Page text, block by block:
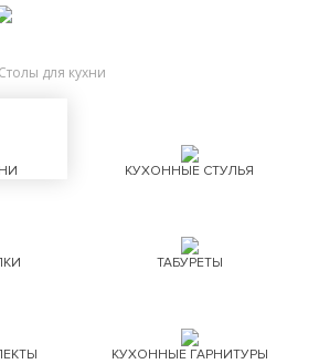
Столы для кухни
КУХОННЫЕ СТУЛЬЯ
ТАБУРЕТЫ
КУХОННЫЕ ГАРНИТУРЫ